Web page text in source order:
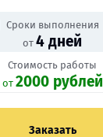
Сроки выполнения
от 4 дней
Стоимость работы
oт 2000 рублей
Заказать